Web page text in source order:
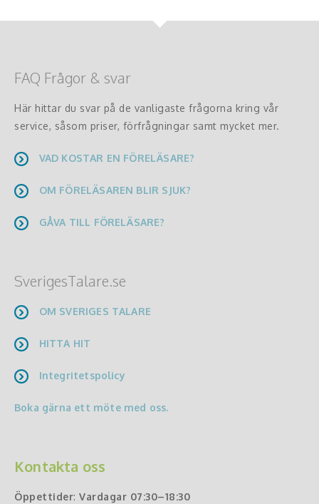
FAQ Frågor & svar
Här hittar du svar på de vanligaste frågorna kring vår
service, såsom priser, förfrågningar samt mycket mer.
VAD KOSTAR EN FÖRELÄSARE?
OM FÖRELÄSAREN BLIR SJUK?
GÅVA TILL FÖRELÄSARE?
SverigesTalare.se
OM SVERIGES TALARE
HITTA HIT
Integritetspolicy
Boka gärna ett möte med oss.
Kontakta oss
Öppettider: Vardagar 07:30–18:30